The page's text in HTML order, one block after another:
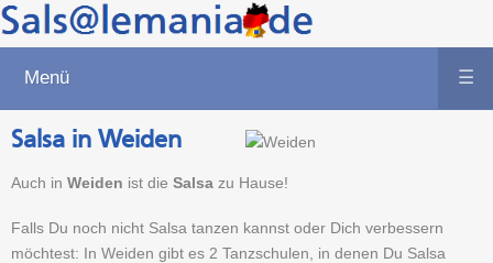
Menü ☰
Salsa in Weiden
Auch in Weiden ist die Salsa zu Hause!
Falls Du noch nicht Salsa tanzen kannst oder Dich verbessern
möchtest: In Weiden gibt es 2 Tanzschulen, in denen Du Salsa